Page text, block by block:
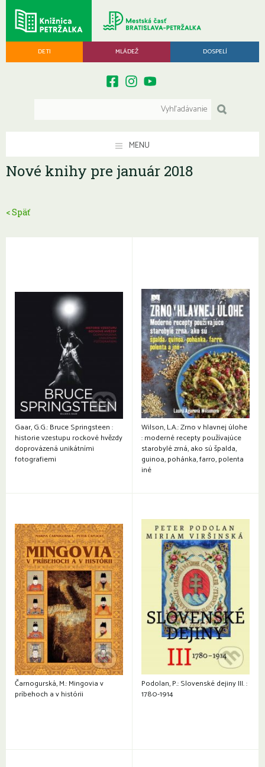
DETI MLÁDEŽ DOSPELÍ
MENU
Nové knihy pre január 2018
< Späť
Gaar, G.G.: Bruce Springsteen :
historie vzestupu rockové hvězdy
doprovázená unikátními
fotografiemi
Wilson, L.A.: Zrno v hlavnej úlohe
: moderné recepty používajúce
starobylé zrná, ako sú špalda,
guinoa, pohánka, farro, polenta
iné
Čarnogurská, M.: Mingovia v
príbehoch a v histórii
Podolan, P.: Slovenské dejiny III. :
1780-1914